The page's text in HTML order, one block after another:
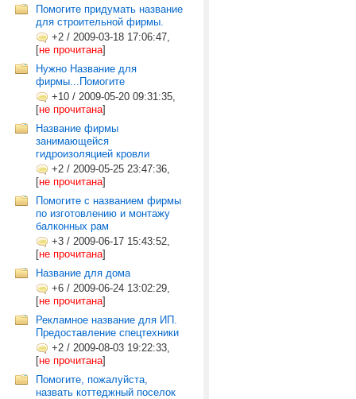
Помогите придумать название
для строительной фирмы.
+2 / 2009-03-18 17:06:47,
[не прочитана]
Нужно Название для
фирмы...Помогите
+10 / 2009-05-20 09:31:35,
[не прочитана]
Название фирмы
занимающейся
гидроизоляцией кровли
+2 / 2009-05-25 23:47:36,
[не прочитана]
Помогите с названием фирмы
по изготовлению и монтажу
балконных рам
+3 / 2009-06-17 15:43:52,
[не прочитана]
Название для дома
+6 / 2009-06-24 13:02:29,
[не прочитана]
Рекламное название для ИП.
Предоставление спецтехники
+2 / 2009-08-03 19:22:33,
[не прочитана]
Помогите, пожалуйста,
назвать коттеджный поселок